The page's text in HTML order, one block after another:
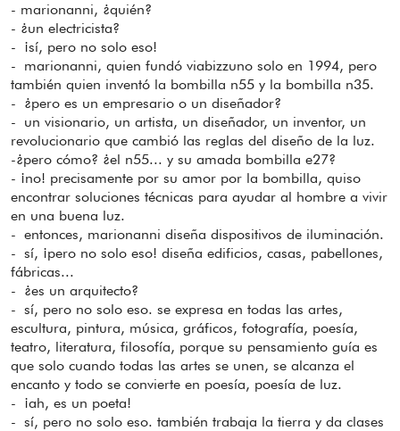
- marionanni, ¿quién?
- ¿un electricista?
- ¡sí, pero no solo eso!
- marionanni, quien fundó viabizzuno solo en 1994, pero
también quien inventó la bombilla n55 y la bombilla n35.
- ¿pero es un empresario o un diseñador?
- un visionario, un artista, un diseñador, un inventor, un
revolucionario que cambió las reglas del diseño de la luz.
-¿pero cómo? ¿el n55... y su amada bombilla e27?
- ¡no! precisamente por su amor por la bombilla, quiso
encontrar soluciones técnicas para ayudar al hombre a vivir
en una buena luz.
- entonces, marionanni diseña dispositivos de iluminación.
- sí, ¡pero no solo eso! diseña edificios, casas, pabellones,
fábricas...
- ¿es un arquitecto?
- sí, pero no solo eso. se expresa en todas las artes,
escultura, pintura, música, gráficos, fotografía, poesía,
teatro, literatura, filosofía, porque su pensamiento guía es
que solo cuando todas las artes se unen, se alcanza el
encanto y todo se convierte en poesía, poesía de luz.
- ¡ah, es un poeta!
- sí, pero no solo eso. también trabaja la tierra y da clases